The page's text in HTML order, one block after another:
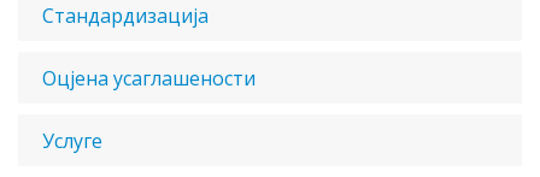
Стандардизација
Оцјена усаглашености
Услуге